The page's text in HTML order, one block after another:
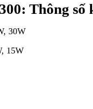
Thông số
30W
15W